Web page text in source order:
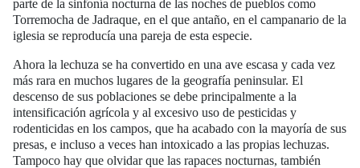
parte de la sinfonía nocturna de las noches de pueblos como
Torremocha de Jadraque, en el que antaño, en el campanario de la
iglesia se reproducía una pareja de esta especie.
Ahora la lechuza se ha convertido en una ave escasa y cada vez
más rara en muchos lugares de la geografía peninsular. El
descenso de sus poblaciones se debe principalmente a la
intensificación agrícola y al excesivo uso de pesticidas y
rodenticidas en los campos, que ha acabado con la mayoría de sus
presas, e incluso a veces han intoxicado a las propias lechuzas.
Tampoco hay que olvidar que las rapaces nocturnas, también